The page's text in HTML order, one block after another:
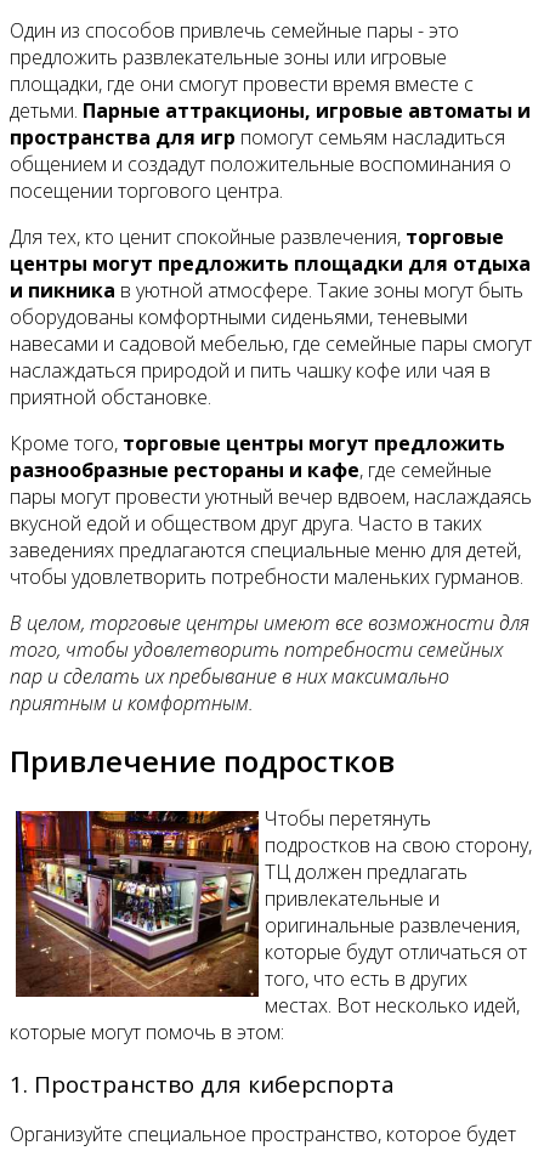
Один из способов привлечь семейные пары - это
предложить развлекательные зоны или игровые
площадки, где они смогут провести время вместе с
детьми. Парные аттракционы, игровые автоматы и
пространства для игр помогут семьям насладиться
общением и создадут положительные воспоминания о
посещении торгового центра.
Для тех, кто ценит спокойные развлечения, торговые
центры могут предложить площадки для отдыха
и пикника в уютной атмосфере. Такие зоны могут быть
оборудованы комфортными сиденьями, теневыми
навесами и садовой мебелью, где семейные пары смогут
наслаждаться природой и пить чашку кофе или чая в
приятной обстановке.
Кроме того, торговые центры могут предложить
разнообразные рестораны и кафе, где семейные
пары могут провести уютный вечер вдвоем, наслаждаясь
вкусной едой и обществом друг друга. Часто в таких
заведениях предлагаются специальные меню для детей,
чтобы удовлетворить потребности маленьких гурманов.
В целом, торговые центры имеют все возможности для
того, чтобы удовлетворить потребности семейных
пар и сделать их пребывание в них максимально
приятным и комфортным.
Привлечение подростков
Чтобы перетянуть
подростков на свою сторону,
ТЦ должен предлагать
привлекательные и
оригинальные развлечения,
которые будут отличаться от
того, что есть в других
местах. Вот несколько идей,
которые могут помочь в этом:
1. Пространство для киберспорта
Организуйте специальное пространство, которое будет